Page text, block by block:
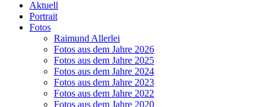
Aktuell
Portrait
Fotos
Raimund Allerlei
Fotos aus dem Jahre 2026
Fotos aus dem Jahre 2025
Fotos aus dem Jahre 2024
Fotos aus dem Jahre 2023
Fotos aus dem Jahre 2022
Fotos aus dem Jahre 2020